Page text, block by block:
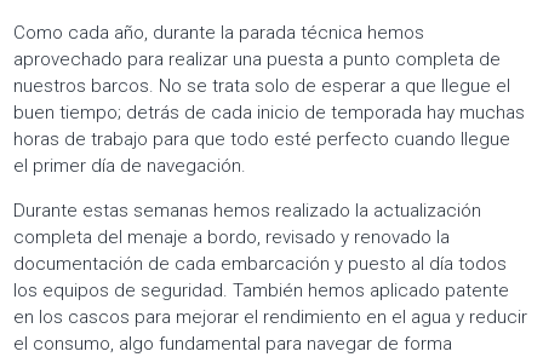
Como cada año, durante la parada técnica hemos
aprovechado para realizar una puesta a punto completa de
nuestros barcos. No se trata solo de esperar a que llegue el
buen tiempo; detrás de cada inicio de temporada hay muchas
horas de trabajo para que todo esté perfecto cuando llegue
el primer día de navegación.
Durante estas semanas hemos realizado la actualización
completa del menaje a bordo, revisado y renovado la
documentación de cada embarcación y puesto al día todos
los equipos de seguridad. También hemos aplicado patente
en los cascos para mejorar el rendimiento en el agua y reducir
el consumo, algo fundamental para navegar de forma